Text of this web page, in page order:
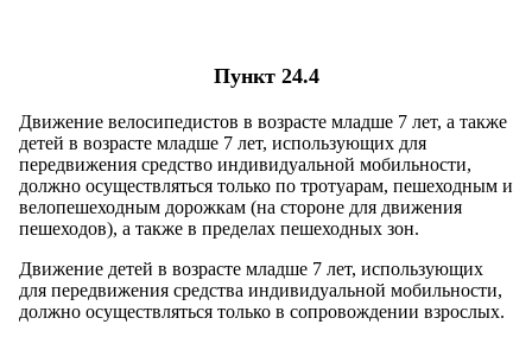
Пункт 24.4
Движение велосипедистов в возрасте младше 7 лет, а также
детей в возрасте младше 7 лет, использующих для
передвижения средство индивидуальной мобильности,
должно осуществляться только по тротуарам, пешеходным и
велопешеходным дорожкам (на стороне для движения
пешеходов), а также в пределах пешеходных зон.
Движение детей в возрасте младше 7 лет, использующих
для передвижения средства индивидуальной мобильности,
должно осуществляться только в сопровождении взрослых.